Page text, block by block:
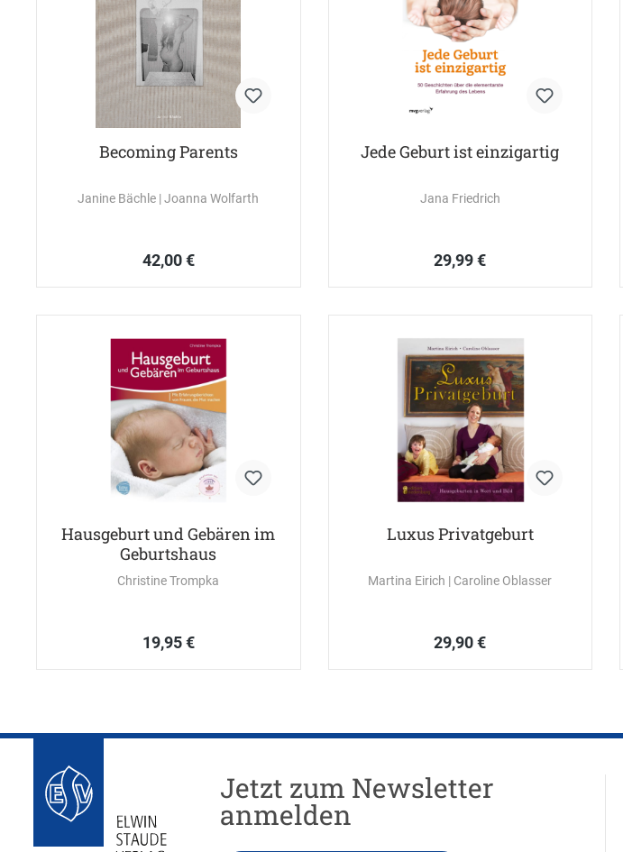
Becoming Parents
Janine Bächle |Joanna Wolfarth
42,00 €
Jede Geburt ist einzigartig
Jana Friedrich
29,99 €
Hausgeburt und Gebären im
Geburtshaus
Christine Trompka
19,95 €
Luxus Privatgeburt
Martina Eirich | Caroline Oblasser
29,90 €
Jetzt zum Newsletter
anmelden